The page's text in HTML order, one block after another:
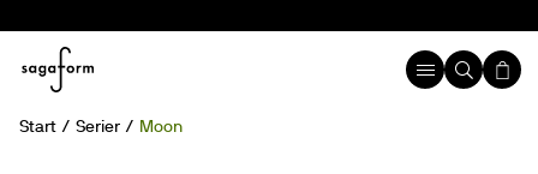
Start Serier Moon